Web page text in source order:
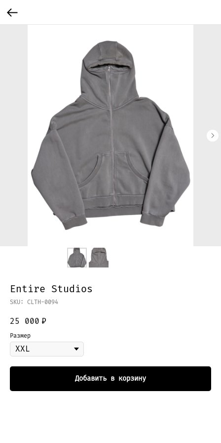
Entire Studios
SKU: CLTH-0094
25 000 ₽
Размер
Добавить в корзину